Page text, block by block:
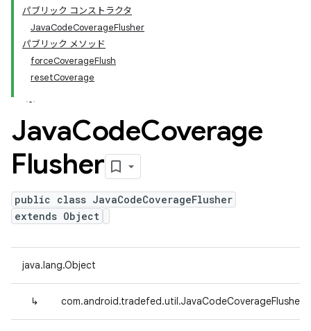
パブリック コンストラクタ
JavaCodeCoverageFlusher
パブリック メソッド
forceCoverageFlush
resetCoverage
JavaCodeCoverage
Flusher
public class JavaCodeCoverageFlusher
extends Object
java.lang.Object
↳ com.android.tradefed.util.JavaCodeCoverageFlusher